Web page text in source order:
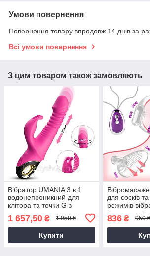
Умови повернення
Повернення товару впродовж 14 днів за
Всі умови повернення
З цим товаром також замовляють
Вібратор UMANIA 3 в 1
водонепроникний для
клітора та точки G з
вагінальною стимуляцією
1 657,50 ₴ 1 950 ₴
Купити
для сосків
режимів
836₴ 950 ₴